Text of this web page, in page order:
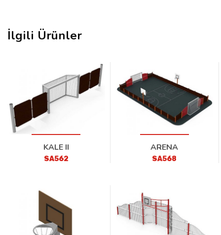
İlgili Ürünler
KALE II
SA562
ARENA
SA568